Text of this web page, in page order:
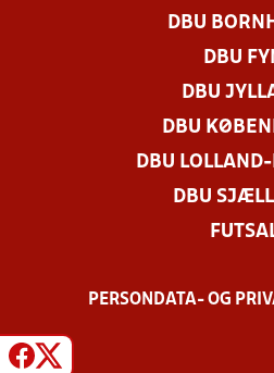
DBU
DBU
DBU
DBU
DBU
DBU
PERSONDATA- OG